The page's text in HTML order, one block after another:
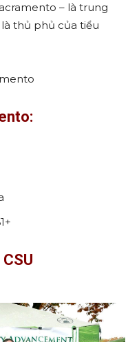
– là trung
thủ phủ của tiểu